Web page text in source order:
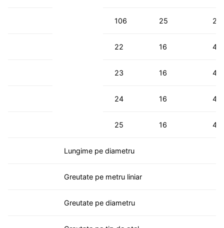
106 25 28
22 16 47
23 16 47
24 16 47
25 16 47
Lungime pe diametru
Greutate pe metru liniar
Greutate pe diametru